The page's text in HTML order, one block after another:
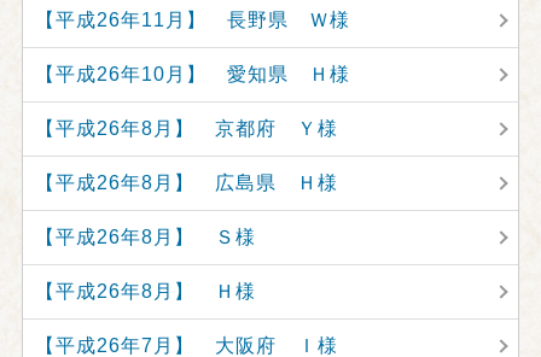
【平成26年11月】 長野県 Ｗ様
【平成26年10月】 愛知県 Ｈ様
【平成26年8月】 京都府 Ｙ様
【平成26年8月】 広島県 Ｈ様
【平成26年8月】 Ｓ様
【平成26年8月】 Ｈ様
【平成26年7月】 大阪府 Ｉ様